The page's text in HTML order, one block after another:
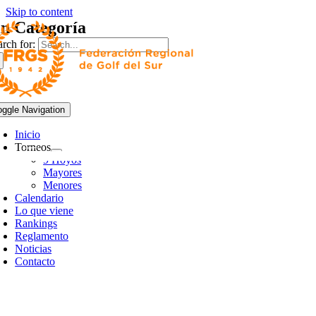
Skip to content
Navigation
Inicio
Torneos
9 Hoyos
Mayores
Menores
Calendario
Lo que viene
Rankings
Reglamento
Noticias
Contacto
Categoría
for: